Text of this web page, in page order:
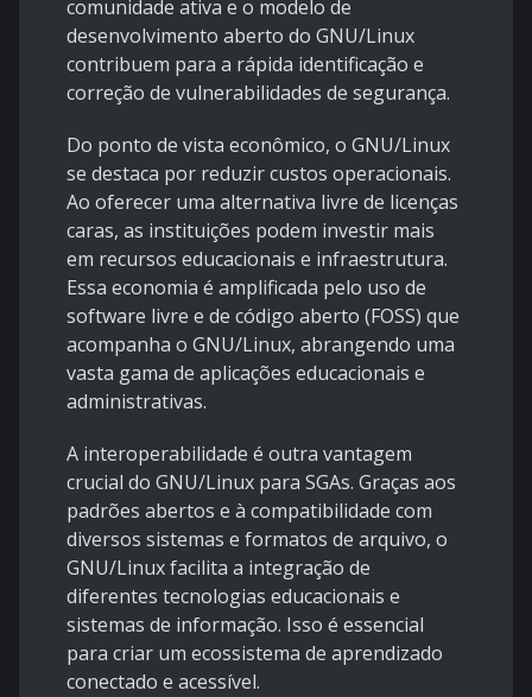
comunidade ativa e o modelo de
desenvolvimento aberto do GNU/Linux
contribuem para a rápida identificação e
correção de vulnerabilidades de segurança.
Do ponto de vista econômico, o GNU/Linux
se destaca por reduzir custos operacionais.
Ao oferecer uma alternativa livre de licenças
caras, as instituições podem investir mais
em recursos educacionais e infraestrutura.
Essa economia é amplificada pelo uso de
software livre e de código aberto (FOSS) que
acompanha o GNU/Linux, abrangendo uma
vasta gama de aplicações educacionais e
administrativas.
A interoperabilidade é outra vantagem
crucial do GNU/Linux para SGAs. Graças aos
padrões abertos e à compatibilidade com
diversos sistemas e formatos de arquivo, o
GNU/Linux facilita a integração de
diferentes tecnologias educacionais e
sistemas de informação. Isso é essencial
para criar um ecossistema de aprendizado
conectado e acessível.